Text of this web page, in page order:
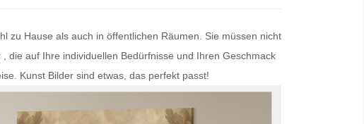
zu Hause als auch in öffentlichen Räumen. Sie müssen nicht
, die auf Ihre individuellen Bedürfnisse und Ihren Geschmack
Kunst Bilder sind etwas, das perfekt passt!